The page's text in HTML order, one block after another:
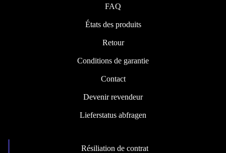
FAQ
États des produits
Retour
Conditions de garantie
Contact
Devenir revendeur
Lieferstatus abfragen
Résiliation de contrat